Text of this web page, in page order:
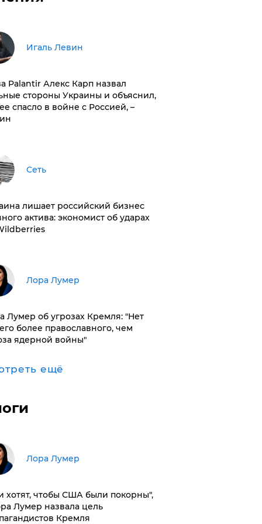
Игаль Левин
Palantir Алекс Карп назвал
стороны Украины и объяснил,
спасло в войне с Россией, –
Сеть
лишает российский бизнес
актива: экономист об ударах
​Лора Лумер
Лумер об угрозах Кремля: "Нет
более православного, чем
ядерной войны"
ещё
​Лора Лумер
хотят, чтобы США были покорны",
Лумер назвала цель
Кремля